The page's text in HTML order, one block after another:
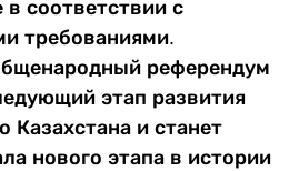
соответствии с
требованиями.
референдум
этап развития
Казахстана и станет
нового этапа в истории